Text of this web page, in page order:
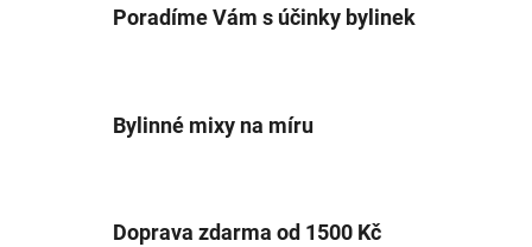
Poradíme Vám s účinky bylinek
Bylinné mixy na míru
Doprava zdarma od 1500 Kč